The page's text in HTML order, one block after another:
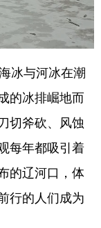
江苏
江西
湖南
西藏
宁夏
冰与河冰在潮
的冰排崛地而
切斧砍、风蚀
每年都吸引着
的辽河口，体
行的人们成为